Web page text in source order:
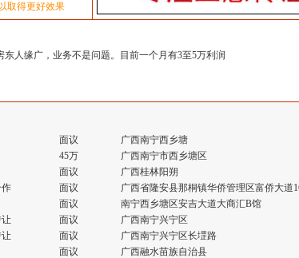
取得更好效果
人缘广，业务不是问题。目前一个月有3至5万利润
面议
广西南宁西乡塘
45万
广西南宁市西乡塘区
面议
广西桂林阳朔
面议
广西省隆安县那桐镇华侨管理区富侨大道
面议
南宁西乡塘区安吉大道大商汇B馆
面议
广西南宁兴宁区
面议
广西南宁兴宁区长堽路
面议
广西融水苗族自治县